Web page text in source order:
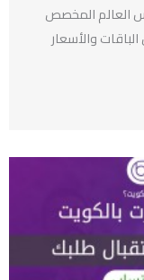
العالم المخصص
والأسعار